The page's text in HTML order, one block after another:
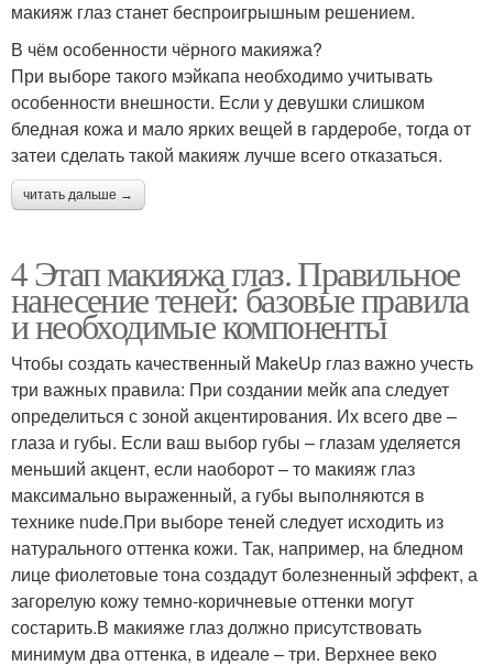
макияж глаз станет беспроигрышным решением.
В чём особенности чёрного макияжа?
При выборе такого мэйкапа необходимо учитывать
особенности внешности. Если у девушки слишком
бледная кожа и мало ярких вещей в гардеробе, тогда от
затеи сделать такой макияж лучше всего отказаться.
читать дальше →
4 Этап макияжа глаз. Правильное
нанесение теней: базовые правила
и необходимые компоненты
Чтобы создать качественный MakeUp глаз важно учесть
три важных правила: При создании мейк апа следует
определиться с зоной акцентирования. Их всего две –
глаза и губы. Если ваш выбор губы – глазам уделяется
меньший акцент, если наоборот – то макияж глаз
максимально выраженный, а губы выполняются в
технике nude.При выборе теней следует исходить из
натурального оттенка кожи. Так, например, на бледном
лице фиолетовые тона создадут болезненный эффект, а
загорелую кожу темно-коричневые оттенки могут
состарить.В макияже глаз должно присутствовать
минимум два оттенка, в идеале – три. Верхнее веко